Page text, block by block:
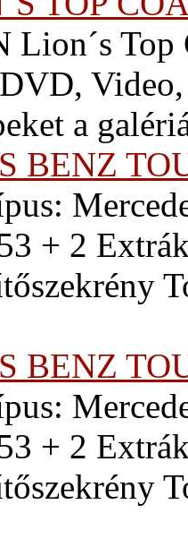
Top
a
BENZ
+ 2
BENZ
+ 2